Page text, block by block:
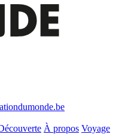
À propos Voyage